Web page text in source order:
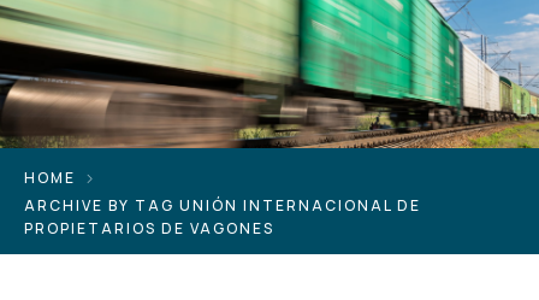
HOME
ARCHIVE BY TAG UNIÓN INTERNACIONAL DE
PROPIETARIOS DE VAGONES